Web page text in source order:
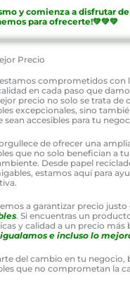
y comienza a disfrutar
para ofrecerte!💚💚💚
Precio
estamos comprometidos con
en cada paso que
precio no solo se trata de
excepcionales, sino
sean accesibles para tu
de ofrecer una
que no solo benefician a
Desde papel
estamos aquí para
a garantizar precio justo
. Si encuentras un
y calidad a un precio más
igualamos e incluso lo
del cambio en tu negocio,
que no comprometan la